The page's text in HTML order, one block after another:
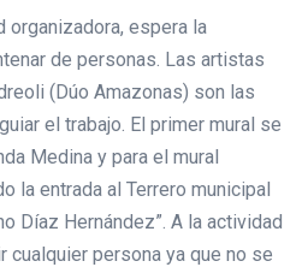
organizadora, espera la
de personas. Las artistas
(Dúo Amazonas) son las
el trabajo. El primer mural se
Medina y para el mural
la entrada al Terrero municipal
Díaz Hernández”. A la actividad
persona ya que no se